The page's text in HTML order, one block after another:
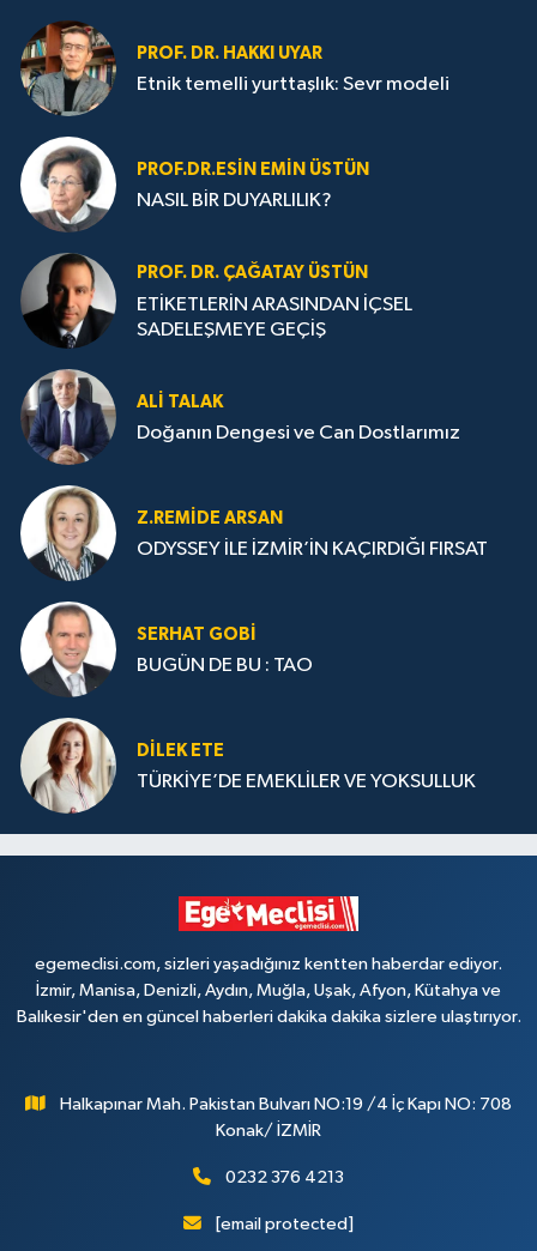
PROF. DR. HAKKI UYAR
Etnik temelli yurttaşlık: Sevr modeli
PROF.DR.ESIN EMIN ÜSTÜN
NASIL BİR DUYARLILIK?
PROF. DR. ÇAĞATAY ÜSTÜN
ETİKETLERİN ARASINDAN İÇSEL
SADELEŞMEYE GEÇİŞ
ALI TALAK
Doğanın Dengesi ve Can Dostlarımız
Z.REMIDE ARSAN
ODYSSEY İLE İZMİR’İN KAÇIRDIĞI FIRSAT
SERHAT GOBİ
BUGÜN DE BU : TAO
DILEK ETE
TÜRKİYE’DE EMEKLİLER VE YOKSULLUK
egemeclisi.com, sizleri yaşadığınız kentten haberdar ediyor.
İzmir, Manisa, Denizli, Aydın, Muğla, Uşak, Afyon, Kütahya ve
Balıkesir'den en güncel haberleri dakika dakika sizlere ulaştırıyor.
Halkapınar Mah. Pakistan Bulvarı NO:19 /4 İç Kapı NO: 708
Konak/ İZMİR
0232 376 4213
[email protected]